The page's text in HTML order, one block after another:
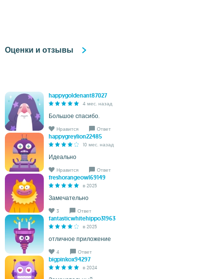
Оценки и отзывы
happygoldenant87027
4 мес. назад
Большое спасибо.
Нравится Ответ
happygreylion22485
10 мес. назад
Идеально
Нравится Ответ
freshorangeowl69149
в 2025
Замечательно
3 Ответ
fantasticwhitehippo31963
в 2025
отличное приложение
4 Ответ
bigpinkox94297
в 2024